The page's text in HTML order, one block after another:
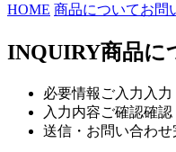
HOME 商品についてお問
INQUIRY商品に
必要情報ご入力 入力
入力内容ご確認確認
送信・お問い合わせ